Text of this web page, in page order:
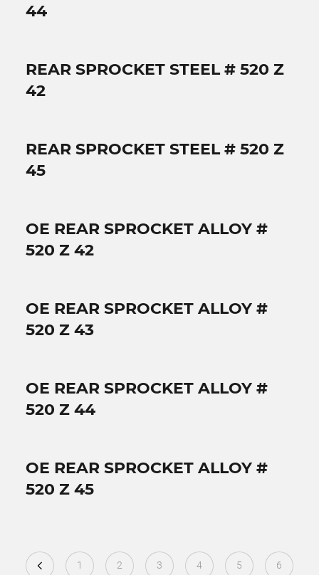
44
REAR SPROCKET STEEL # 520 Z
42
REAR SPROCKET STEEL # 520 Z
45
OE REAR SPROCKET ALLOY #
520 Z 42
OE REAR SPROCKET ALLOY #
520 Z 43
OE REAR SPROCKET ALLOY #
520 Z 44
OE REAR SPROCKET ALLOY #
520 Z 45
1 2 3 4 5 6